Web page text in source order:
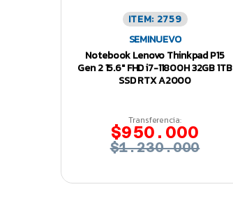
ITEM: 2759
SEMINUEVO
Notebook Lenovo Thinkpad P15
Gen 2 15.6″ FHD i7-11800H 32GB 1TB
SSD RTX A2000
Transferencia:
$950.000
$1.230.000